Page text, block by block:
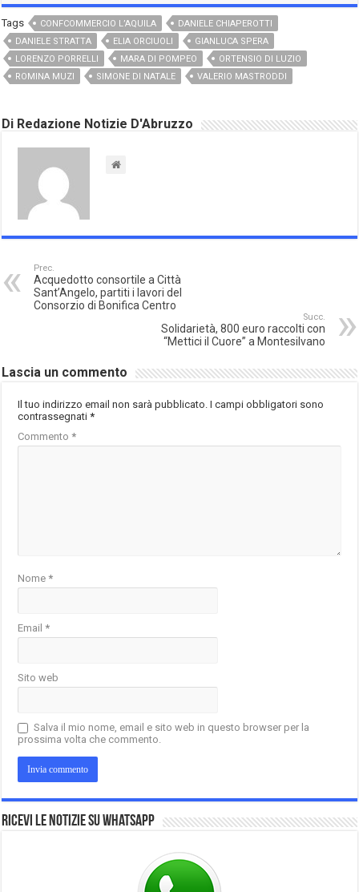
Tags CONFCOMMERCIO L’AQUILA
DANIELE CHIAPEROTTI
DANIELE STRATTA
ELIA ORCIUOLI
GIANLUCA SPERA
LORENZO PORRELLI
MARA DI POMPEO
ORTENSIO DI LUZIO
ROMINA MUZI
SIMONE DI NATALE VALERIO MASTRODDI
Di Redazione Notizie D'Abruzzo
Prec.
Acquedotto consortile a Città
Sant’Angelo, partiti i lavori del
Consorzio di Bonifica Centro
Succ.
Solidarietà, 800 euro raccolti con
“Mettici il Cuore” a Montesilvano
Lascia un commento
Il tuo indirizzo email non sarà pubblicato. I campi obbligatori sono
contrassegnati*
Commento*
Nome*
Email*
Sito web
Salva il mio nome, email e sito web in questo browser per la
prossima volta che commento.
Ricevi le notizie su Whatsapp